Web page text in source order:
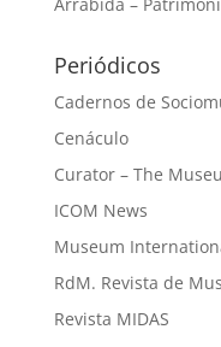
Periódicos
Cadernos de
Cenáculo
Curator – The
ICOM News
Museum
RdM. Revista de
Revista MIDAS